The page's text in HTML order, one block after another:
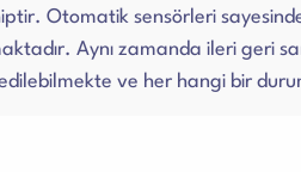
Otomatik sensörleri
Aynı zamanda ileri geri
ve her hangi bir